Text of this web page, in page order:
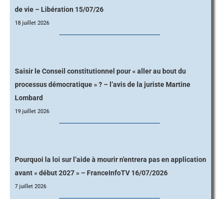
de vie – Libération 15/07/26
18 juillet 2026
Saisir le Conseil constitutionnel pour « aller au bout du
processus démocratique » ? – l’avis de la juriste Martine
Lombard
19 juillet 2026
Pourquoi la loi sur l’aide à mourir n’entrera pas en application
avant « début 2027 » – FranceInfoTV 16/07/2026
7 juillet 2026